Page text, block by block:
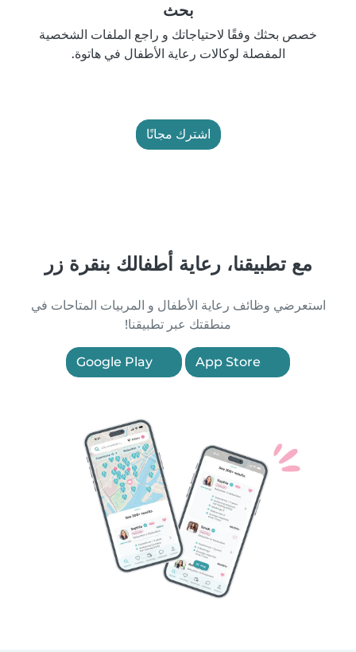
بحث
خصص بحثك وفقًا لاحتياجاتك و راجع الملفات الشخصية
المفصلة لوكالات رعاية الأطفال في هاتوة.
اشترك مجانًا
مع تطبيقنا، رعاية أطفالك بنقرة زر
استعرضي وظائف رعاية الأطفال و المربيات المتاحات في
منطقتك عبر تطبيقنا!